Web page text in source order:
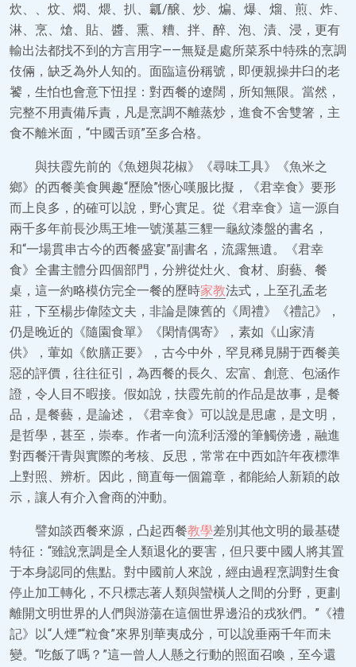
炊、、炆、燜、煨、扒、瓤/醸、炒、煸、爆、熘、煎、炸、
淋、烹、熗、貼、醬、熏、糟、拌、醉、泡、漬、浸，更有
輸出法都找不到的方言用字——無疑是處所菜系中特殊的烹調
伎倆，缺乏為外人知的。面臨這份稱號，即便親操井臼的老
饕，生怕也會意下忸捏：對西餐的遼闊，所知無限。當然，
完整不用責備斥責，凡是烹調不離蒸炒，進食不舍雙箸，主
食不離米面，“中國舌頭”至多合格。
與扶霞先前的《魚翅與花椒》《尋味工具》《魚米之
鄉》的西餐美食興趣“歷險”愜心嘆服比擬，《君幸食》要形
而上良多，的確可以說，野心實足。從《君幸食》這一源自
兩千多年前長沙馬王堆一號漢墓三貍一龜紋漆盤的書名，
和“一場貫串古今的西餐盛宴”副書名，流露無遺。《君幸
食》全書主體分四個部門，分辨從灶火、食材、廚藝、餐
桌，這一約略模仿完全一餐的歷時家教法式，上至孔孟老
莊，下至楊步偉陸文夫，非論是陳舊的《周禮》《禮記》，
仍是晚近的《隨園食單》《閑情偶寄》，素如《山家清
供》，葷如《飲膳正要》，古今中外，罕見稀見關于西餐美
惡的評價，往往征引，為西餐的長久、宏富、創意、包涵作
證，令人目不暇接。假如說，扶霞先前的作品是故事，是餐
品，是餐藝，是論述，《君幸食》可以說是思慮，是文明，
是哲學，甚至，崇奉。作者一向流利活潑的筆觸傍邊，融進
對西餐汗青與實際的考核、反思，常常在中西如許年夜標準
上對照、辨析。因此，簡直每一個篇章，都能給人新穎的啟
示，讓人有介入會商的沖動。
譬如談西餐來源，凸起西餐教學差別其他文明的最基礎
特征：“雖說烹調是全人類退化的要害，但只要中國人將其置
于本身認同的焦點。對中國前人來說，經由過程烹調對生食
停止加工轉化，不只標志著人類與蠻橫人之間的分野，更劃
離開文明世界的人們與游蕩在這個世界邊沿的戎狄們。”《禮
記》以“人煙”“粒食”來界別華夷成分，可以說垂兩千年而未
變。“吃飯了嗎？”這一曾人人懸之行動的照面召喚，至今還